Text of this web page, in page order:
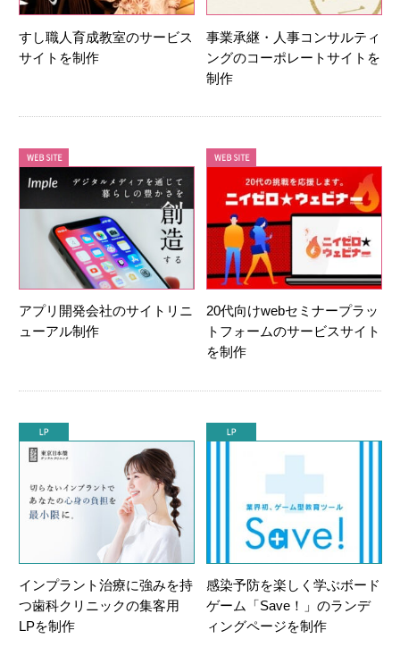
すし職人育成教室のサービス
サイトを制作
事業承継・人事コンサルティ
ングのコーポレートサイトを
制作
アプリ開発会社のサイトリニ
ューアル制作
20代向けwebセミナープラッ
トフォームのサービスサイト
を制作
インプラント治療に強みを持
つ歯科クリニックの集客用
LPを制作
感染予防を楽しく学ぶボード
ゲーム「Save！」のランデ
ィングページを制作